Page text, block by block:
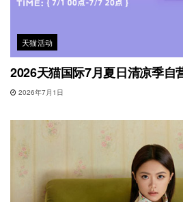
天猫活动
2026天猫国际7月夏日清凉季自
2026年7月1日